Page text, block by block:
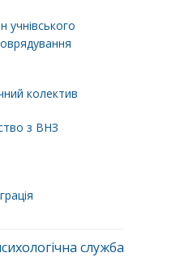
учнiвського
колектив
з ВНЗ
служба